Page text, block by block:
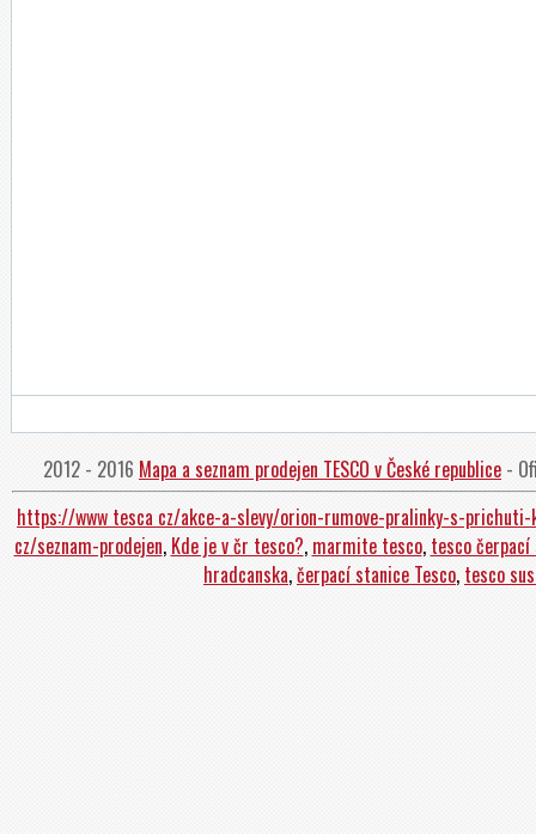
2012 - 2016 Mapa a seznam prodejen TESCO v České republice -
https://www tesca cz/akce-a-slevy/orion-rumove-pralinky-s-
cz/seznam-prodejen, Kde je v čr tesco?, marmite tesco, tesco
hradcanska,čerpací stanice Tesco, tesco